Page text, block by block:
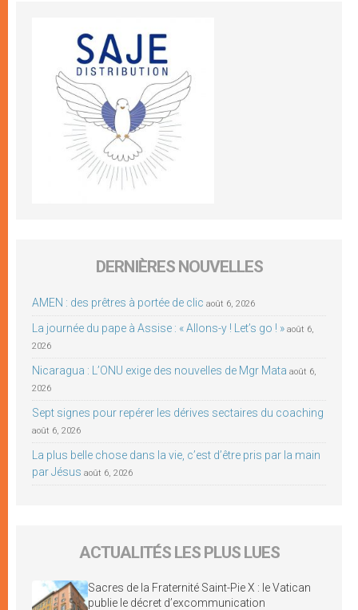
DERNIÈRES NOUVELLES
AMEN : des prêtres à portée de clic août 6, 2026
La journée du pape à Assise : « Allons-y ! Let’s go ! » août 6,
2026
Nicaragua : L’ONU exige des nouvelles de Mgr Mata août 6,
2026
Sept signes pour repérer les dérives sectaires du coaching
août 6, 2026
La plus belle chose dans la vie, c’est d’être pris par la main
par Jésus août 6, 2026
ACTUALITÉS LES PLUS LUES
Sacres de la Fraternité Saint-Pie X : le Vatican
publie le décret d’excommunication